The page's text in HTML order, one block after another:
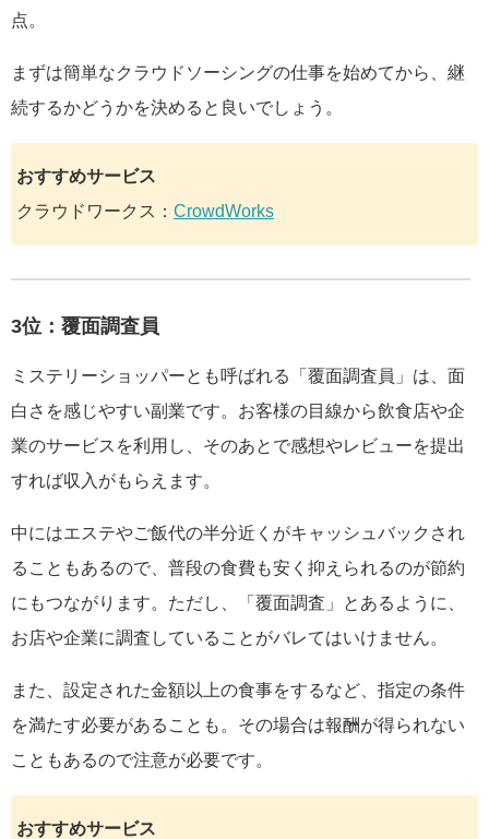
点。
まずは簡単なクラウドソーシングの仕事を始めてから、継
続するかどうかを決めると良いでしょう。
おすすめサービス
クラウドワークス： CrowdWorks
3位：覆面調査員
ミステリーショッパーとも呼ばれる「覆面調査員」は、面
白さを感じやすい副業です。お客様の目線から飲食店や企
業のサービスを利用し、そのあとで感想やレビューを提出
すれば収入がもらえます。
中にはエステやご飯代の半分近くがキャッシュバックされ
ることもあるので、普段の食費も安く抑えられるのが節約
にもつながります。ただし、「覆面調査」とあるように、
お店や企業に調査していることがバレてはいけません。
また、設定された金額以上の食事をするなど、指定の条件
を満たす必要があることも。その場合は報酬が得られない
こともあるので注意が必要です。
おすすめサービス